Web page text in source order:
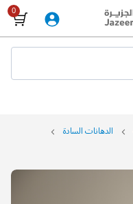
الدهانات السادة